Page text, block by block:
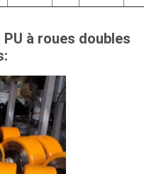
à roues doubles